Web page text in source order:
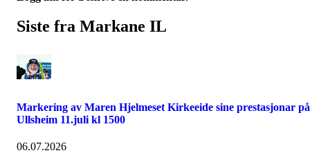
Siste fra Markane IL
Markering av Maren Hjelmeset Kirkeeide sine prestasjonar på
Ullsheim 11.juli kl 1500
06.07.2026